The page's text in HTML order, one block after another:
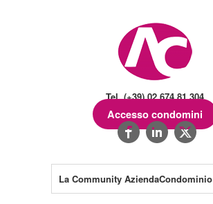
Tel. (+39) 02.674.81.304
Accesso condomini
La Community AziendaCondominio